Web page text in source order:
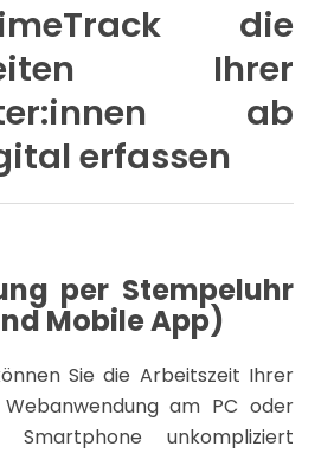
die
Ihrer
ab
erfassen
per Stempeluhr
Mobile App)
Sie die Arbeitszeit Ihrer
am PC oder
unkompliziert